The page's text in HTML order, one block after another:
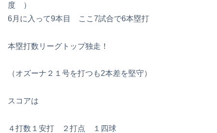
度 ）
6月に入って9本目 ここ7試合で6本塁打
本塁打数リーグトップ独走！
（オズーナ２１号を打つも2本差を堅守）
スコアは
４打数１安打 ２打点 １四球